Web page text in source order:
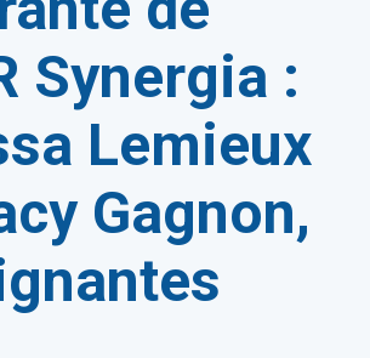
Synergia :
Lemieux
Gagnon,